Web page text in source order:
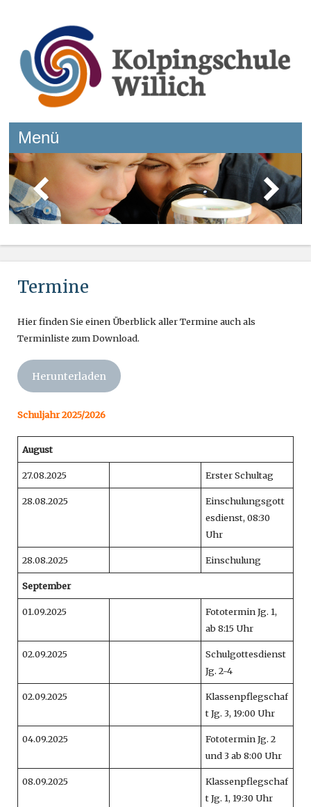
Kolpingschule Willich
Menü
Springe zum Inhalt
Termine
Hier finden Sie einen Überblick aller Termine auch als
Terminliste zum Download.
Herunterladen
Schuljahr 2025/2026
August
27.08.2025 Erster Schultag
28.08.2025
Einschulungsgott
esdienst, 08:30
Uhr
28.08.2025 Einschulung
September
01.09.2025
Fototermin Jg. 1,
ab 8:15 Uhr
02.09.2025
Schulgottesdienst
Jg. 2-4
02.09.2025
Klassenpflegschaf
t Jg. 3, 19:00 Uhr
04.09.2025
Fototermin Jg. 2
und 3 ab 8:00 Uhr
08.09.2025
Klassenpflegschaf
t Jg. 1, 19:30 Uhr